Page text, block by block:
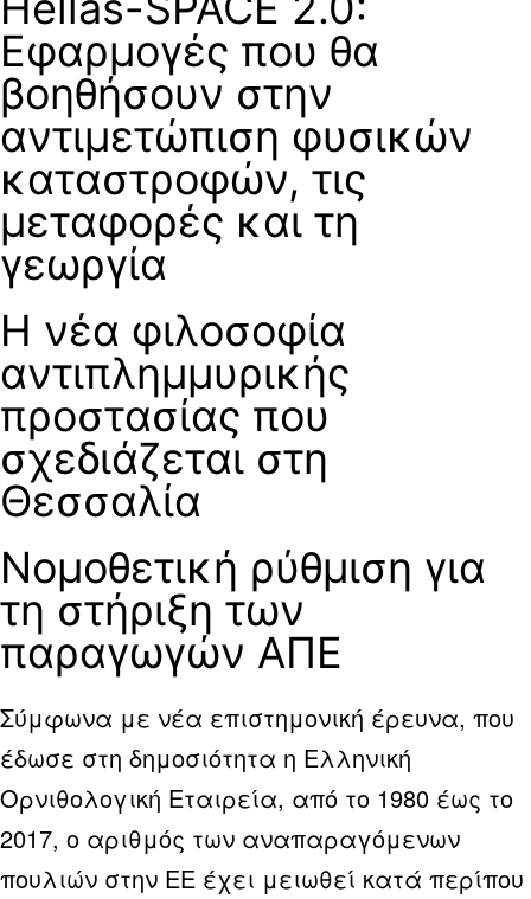
Εφαρμογές που θα
βοηθήσουν στην
αντιμετώπιση φυσικών
καταστροφών, τις
μεταφορές και τη
γεωργία
Η νέα φιλοσοφία
αντιπλημμυρικής
προστασίας που
σχεδιάζεται στη
Θεσσαλία
Νομοθετική ρύθμιση για
τη στήριξη των
παραγωγών ΑΠΕ
Σύμφωνα με νέα επιστημονική έρευνα, που
έδωσε στη δημοσιότητα η Ελληνική
Ορνιθολογική Εταιρεία, από το 1980 έως το
2017, ο αριθμός των αναπαραγόμενων
πουλιών στην ΕΕ έχει μειωθεί κατά περίπου